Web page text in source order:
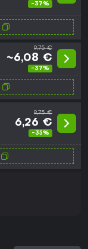
-37%
9,75 €
~6,08 €
-37%
9,75 €
6,26 €
-35%